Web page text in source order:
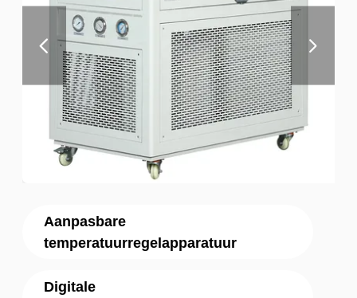
Aanpasbare
temperatuurregelapparatuur
Digitale